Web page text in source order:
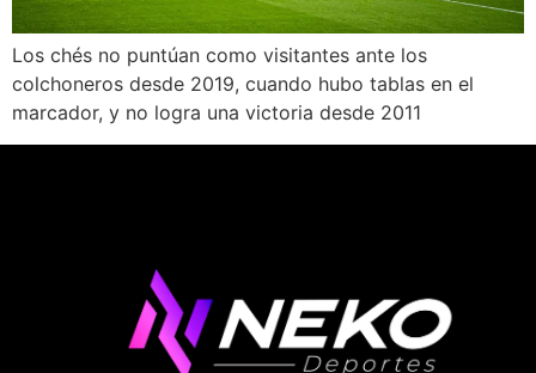
Los chés no puntúan como visitantes ante los
colchoneros desde 2019, cuando hubo tablas en el
marcador, y no logra una victoria desde 2011